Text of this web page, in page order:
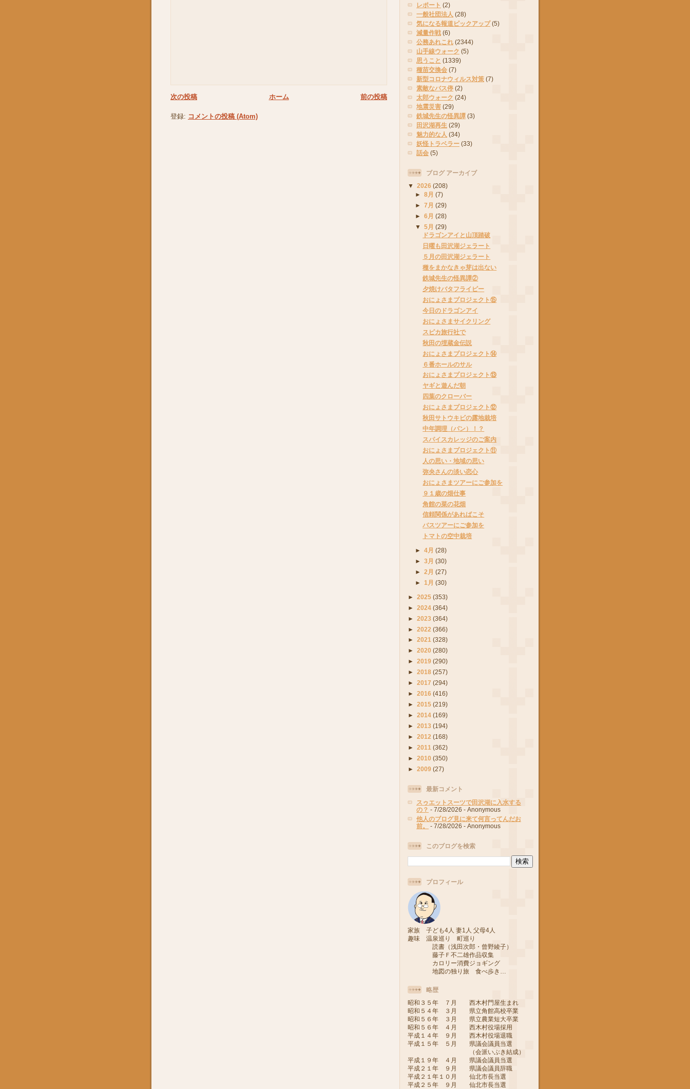
次の投稿 前の投稿
ホーム
登録: コメントの投稿 (Atom)
レポート (2)
一般社団法人 (28)
気になる報道ピックアップ (5)
減量作戦 (6)
公務あれこれ (2344)
山手線ウォーク (5)
思うこと (1339)
種苗交換会 (7)
新型コロナウィルス対策 (7)
素敵なバス停 (2)
太郎ウォーク (24)
地震災害 (29)
鉄城先生の怪異譚 (3)
田沢湖再生 (29)
魅力的な人 (34)
妖怪トラベラー (33)
話会 (5)
ブログ アーカイブ
▼ 2026 (208)
►8月(7)
►7月(29)
►6月(28)
▼5月(29)
ドラゴンアイと山頂踏破
日曜も田沢湖ジェラート
５月の田沢湖ジェラート
種をまかなきゃ芽は出ない
鉄城先生の怪異譚②
夕焼けバタフライピー
おにょさまプロジェクト⑮
今日のドラゴンアイ
おにょさまサイクリング
スピカ旅行社で
秋田の埋蔵金伝説
おにょさまプロジェクト⑭
６番ホールのサル
おにょさまプロジェクト⑬
ヤギと遊んだ朝
四葉のクローバー
おにょさまプロジェクト⑫
秋田サトウキビの露地栽培
中年調理（パン）！？
スパイスカレッジのご案内
おにょさまプロジェクト⑪
人の思い・地域の思い
弥央さんの淡い恋心
おにょさまツアーにご参加を
９１歳の畑仕事
角館の菜の花畑
信頼関係があればこそ
バスツアーにご参加を
トマトの空中栽培
►4月(28)
►3月(30)
►2月(27)
► 1月(30)
► 2025 (353)
► 2024 (364)
► 2023 (364)
► 2022 (366)
► 2021 (328)
► 2020 (280)
► 2019 (290)
► 2018 (257)
► 2017 (294)
► 2016 (416)
► 2015 (219)
► 2014 (169)
► 2013 (194)
► 2012 (168)
► 2011 (362)
► 2010 (350)
► 2009 (27)
最新コメント
スゥエットスーツで田沢湖に入水する
の？ - 7/28/2026 - Anonymous
他人のブログ見に来て何言ってんだお
前。
- 7/28/2026 - Anonymous
このブログを検索
プロフィール
家族 子ども4人 妻1人 父母4人
趣味 温泉巡り 町巡り
読書（浅田次郎・曾野綾子）
藤子Ｆ不二雄作品収集
カロリー消費ジョギング
地図の独り旅 食べ歩き…
略歴
昭和３５年 ７月 西木村門屋生まれ
昭和５４年 ３月 県立角館高校卒業
昭和５６年 ３月 県立農業短大卒業
昭和５６年 ４月 西木村役場採用
平成１４年 ９月 西木村役場退職
平成１５年 ５月 県議会議員当選
（会派いぶき結成）
平成１９年 ４月 県議会議員当選
平成２１年 ９月 県議会議員辞職
平成２１年１０月 仙北市長当選
平成２５年 ９月 仙北市長当選